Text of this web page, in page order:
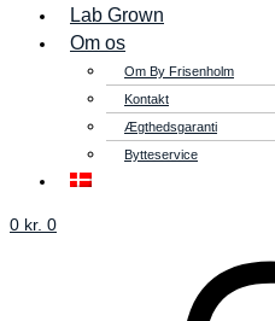
Lab Grown
Om os
Om By Frisenholm
Kontakt
Ægthedsgaranti
Bytteservice
0 kr. 0